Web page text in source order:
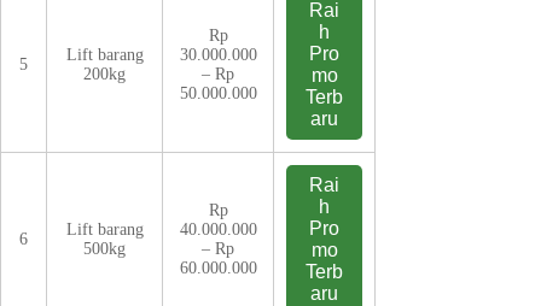
5
Lift barang
200kg
Rp
30.000.000
– Rp
50.000.000
Rai
h
Pro
mo
Terb
aru
6
Lift barang
500kg
Rp
40.000.000
– Rp
60.000.000
Rai
h
Pro
mo
Terb
aru